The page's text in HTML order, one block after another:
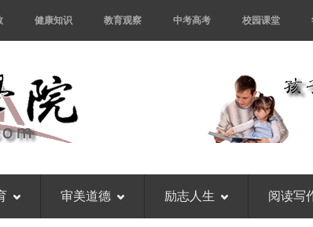
健康知识 教育观察 中考高考 校园课堂
审美道德 励志人生 阅读写